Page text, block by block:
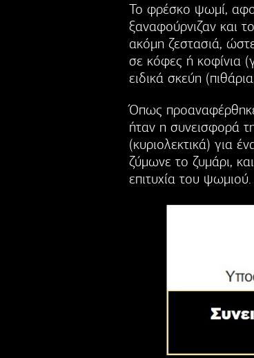
Το φρέσκο ψωμί,
ξαναφούρνιζαν και
ακόμη ζεστασιά,
σε κόφες ή κοφίνια
ειδικά σκεύη
Όπως
ήταν η συνεισφορά
(κυριολεκτικά) για
ζύμωνε το ζυμάρι,
επιτυχία του ψωμιού.